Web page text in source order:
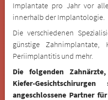
Implantate pro Jahr vor
innerhalb der Implantologie.
Die verschiedenen
günstige Zahnimplantate,
Periimplantitis und mehr.
Die folgenden
Kiefer-
angeschlossene Partner